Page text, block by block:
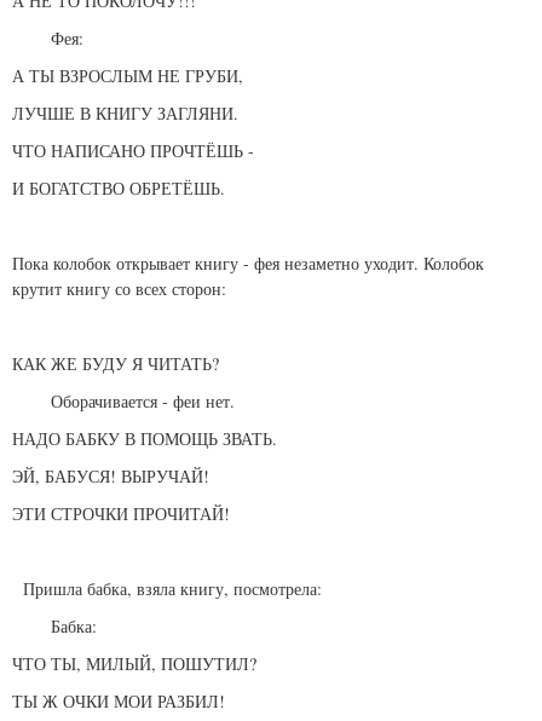
Фея:
А ТЫ ВЗРОСЛЫМ НЕ ГРУБИ,
ЛУЧШЕ В КНИГУ ЗАГЛЯНИ.
ЧТО НАПИСАНО ПРОЧТЁШЬ -
И БОГАТСТВО ОБРЕТЁШЬ.
Пока колобок открывает книгу - фея незаметно уходит. Колобок
крутит книгу со всех сторон:
КАК ЖЕ БУДУ Я ЧИТАТЬ?
Оборачивается - феи нет.
НАДО БАБКУ В ПОМОЩЬ ЗВАТЬ.
ЭЙ, БАБУСЯ! ВЫРУЧАЙ!
ЭТИ СТРОЧКИ ПРОЧИТАЙ!
Пришла бабка, взяла книгу, посмотрела:
Бабка:
ЧТО ТЫ, МИЛЫЙ, ПОШУТИЛ?
ТЫ Ж ОЧКИ МОИ РАЗБИЛ!